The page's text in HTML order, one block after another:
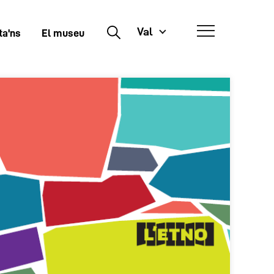
El museu Buscar Val